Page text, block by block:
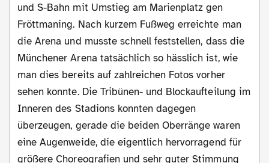
und S-Bahn mit Umstieg am Marienplatz gen
Fröttmaning. Nach kurzem Fußweg erreichte man
die Arena und musste schnell feststellen, dass die
Münchener Arena tatsächlich so hässlich ist, wie
man dies bereits auf zahlreichen Fotos vorher
sehen konnte. Die Tribünen- und Blockaufteilung im
Inneren des Stadions konnten dagegen
überzeugen, gerade die beiden Oberränge waren
eine Augenweide, die eigentlich hervorragend für
größere Choreografien und sehr guter Stimmung